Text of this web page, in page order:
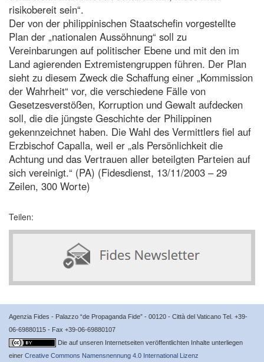
risikobereit sein“.
Der von der philippinischen Staatschefin vorgestellte
Plan der „nationalen Aussöhnung“ soll zu
Vereinbarungen auf politischer Ebene und mit den im
Land agierenden Extremistengruppen führen. Der Plan
sieht zu diesem Zweck die Schaffung einer „Kommission
der Wahrheit“ vor, die verschiedene Fälle von
Gesetzesverstößen, Korruption und Gewalt aufdecken
soll, die die jüngste Geschichte der Philippinen
gekennzeichnet haben. Die Wahl des Vermittlers fiel auf
Erzbischof Capalla, weil er „als Persönlichkeit die
Achtung und das Vertrauen aller beteilgten Parteien auf
sich vereinigt.“ (PA) (Fidesdienst, 13/11/2003 – 29
Zeilen, 300 Worte)
Teilen:
Agenzia Fides - Palazzo “de Propaganda Fide” - 00120 - Città del Vaticano Tel. +39-
06-69880115 - Fax +39-06-69880107
Die auf unseren Internetseiten veröffentlichten Inhalte unterliegen
einer Creative Commons Namensnennung 4.0 International Lizenz